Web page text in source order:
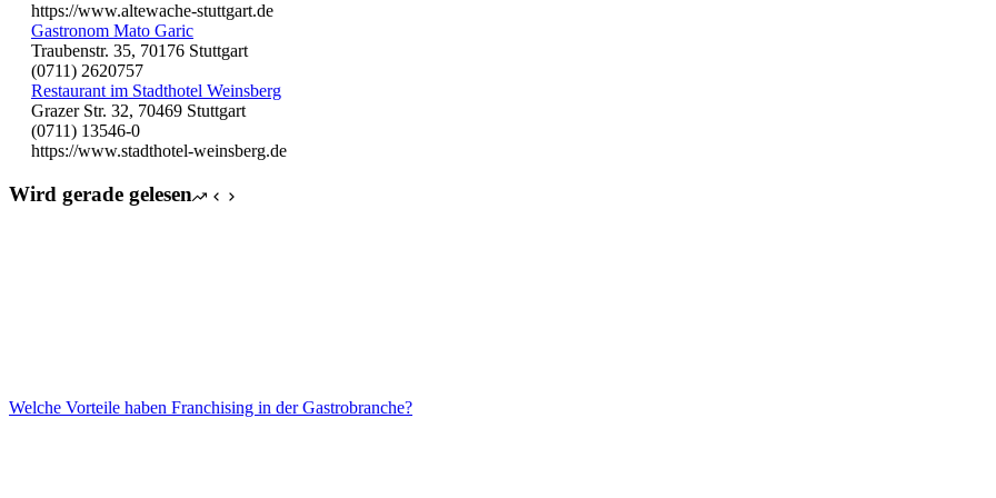
https://www.altewache-stuttgart.de
Gastronom Mato Garic
Traubenstr. 35, 70176 Stuttgart
(0711) 2620757
Restaurant im Stadthotel Weinsberg
Grazer Str. 32, 70469 Stuttgart
(0711) 13546-0
https://www.stadthotel-weinsberg.de
Wird gerade gelesen
Welche Vorteile haben Franchising in der Gastrobranche?